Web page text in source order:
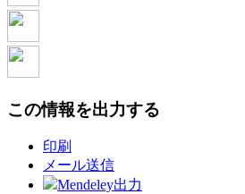
この情報を出力する
印刷
メール送信
Mendeley出力